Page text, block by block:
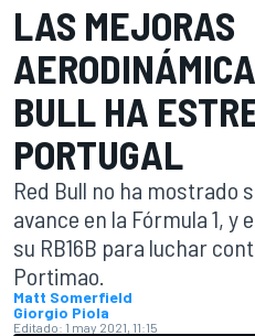
LAS MEJORAS
BULL HA
PORTUGAL
Red Bull no ha mostrado
avance en la Fórmula 1, y
su RB16B para luchar
Portimao.
Matt Somerfield
Giorgio Piola
Editado: 1 may 2021, 11:15